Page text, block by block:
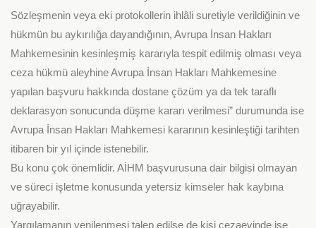
Sözleşmenin veya eki protokollerin ihlâli suretiyle verildiğinin ve
hükmün bu aykırılığa dayandığının, Avrupa İnsan Hakları
Mahkemesinin kesinleşmiş kararıyla tespit edilmiş olması veya
ceza hükmü aleyhine Avrupa İnsan Hakları Mahkemesine
yapılan başvuru hakkında dostane çözüm ya da tek taraflı
deklarasyon sonucunda düşme kararı verilmesi” durumunda ise
Avrupa İnsan Hakları Mahkemesi kararının kesinleştiği tarihten
itibaren bir yıl içinde istenebilir.
Bu konu çok önemlidir. AİHM başvurusuna dair bilgisi olmayan
ve süreci işletme konusunda yetersiz kimseler hak kaybına
uğrayabilir.
Yargılamanın yenilenmesi talep edilse de kişi cezaevinde ise